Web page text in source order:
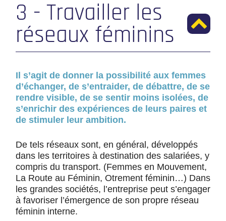
3 - Travailler les
réseaux féminins
Il s’agit de donner la possibilité aux femmes
d’échanger, de s’entraider, de débattre, de se
rendre visible, de se sentir moins isolées, de
s’enrichir des expériences de leurs paires et
de stimuler leur ambition.
De tels réseaux sont, en général, développés
dans les territoires à destination des salariées, y
compris du transport. (Femmes en Mouvement,
La Route au Féminin, Otrement féminin…) Dans
les grandes sociétés, l’entreprise peut s’engager
à favoriser l’émergence de son propre réseau
féminin interne.